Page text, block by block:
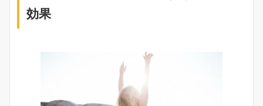
効果